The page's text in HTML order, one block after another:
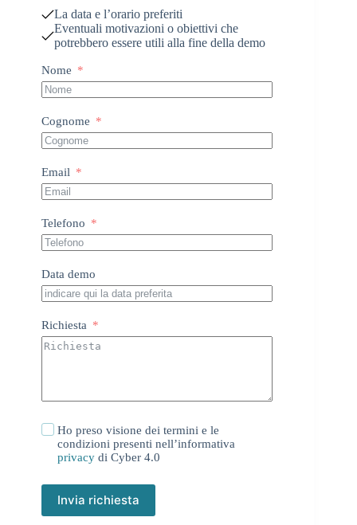
La data e l’orario preferiti
Eventuali motivazioni o obiettivi che
potrebbero essere utili alla fine della demo
Nome
Cognome
Email
Telefono
Data demo
Richiesta
Ho preso visione dei termini e le
condizioni presenti nell’informativa
privacy di Cyber 4.0
Invia richiesta